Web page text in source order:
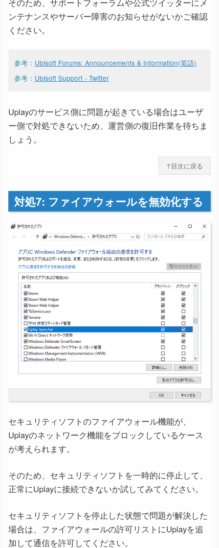
ンテナンスやサーバー障害のお知らせがないかご確認
ください。
参考： Ubisoft Forums: Announcements & Information(英語)
参考： Ubisoft Support - Twitter
Uplayのサービス側に問題が起きている場合はユーザ
ー側で対処できないため、運営側の復旧作業を待ちま
しょう。
↑目次に戻る
対処7: ファイアウォールを無効化する
セキュリティソフトのファイアウォール機能が、
Uplayのネットワーク機能をブロックしているケース
が考えられます。
そのため、セキュリティソフトを一時的に停止して、
正常にUplayに接続できないか試してみてください。
セキュリティソフトを停止した状態で問題が解決した
場合は、ファイアウォールの許可リストにUplayを追
加して通信を許可してください。